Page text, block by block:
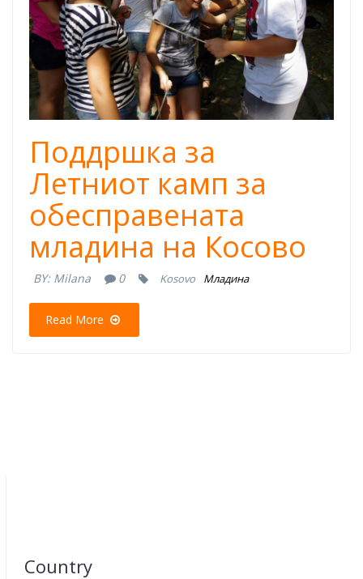
Поддршка за
Летниот камп за
обесправената
младина на Косово
BY: Milana 0 Kosovo Mладина
Read More
Country